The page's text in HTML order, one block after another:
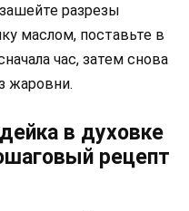
разрезы
маслом, поставьте в
час, затем снова
жаровни.
в духовке
рецепт